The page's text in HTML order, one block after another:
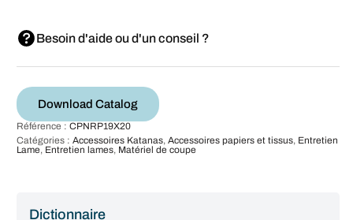
Besoin d'aide ou d'un conseil ?
Download Catalog
Référence : CPNRP19X20
Catégories : Accessoires Katanas, Accessoires papiers et tissus, Entretien
Lame, Entretien lames, Matériel de coupe
Dictionnaire